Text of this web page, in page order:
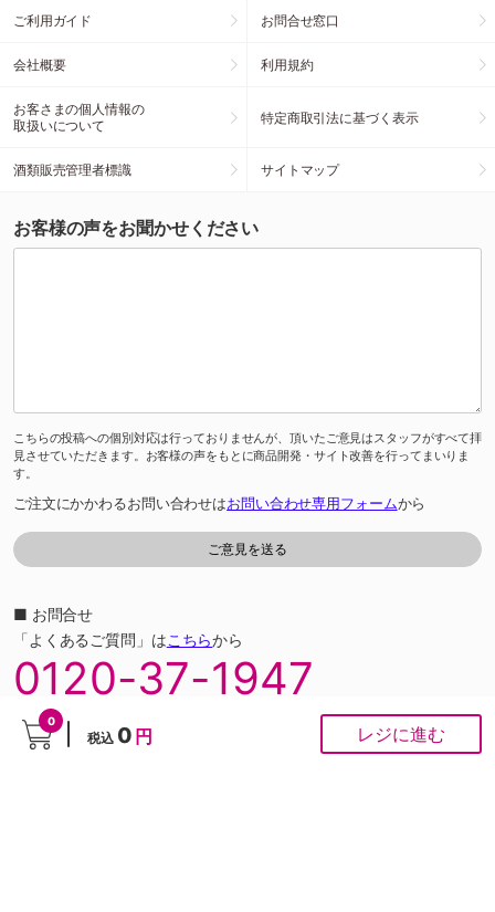
0
税込 0 円 レジに進む
ご利用ガイド お問合せ窓口
会社概要 利用規約
お客さまの個人情報の
取扱いについて
特定商取引法に基づく表示
酒類販売管理者標識 サイトマップ
お客様の声をお聞かせください
こちらの投稿への個別対応は行っておりませんが、頂いたご意見はスタッフがすべて拝
見させていただきます。お客様の声をもとに商品開発・サイト改善を行ってまいりま
す。
ご注文にかかわるお問い合わせはお問い合わせ専用フォームから
■ お問合せ
「よくあるご質問」はこちらから
0120-37-1947
ゆめオンラインカスタマーセンター［受付時間］あさ10時～夕方6時
※通話料は無料です。
※ネット専用のお問合せ先です。ご注文は受け付けておりません。